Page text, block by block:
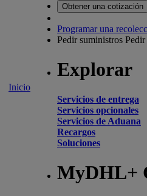
Inicio
Obtener una cotización
Programar una
Pedir suministros
Explorar
Servicios de entrega
Servicios opcionales
Servicios de Aduana
Recargos
Soluciones
MyDHL+